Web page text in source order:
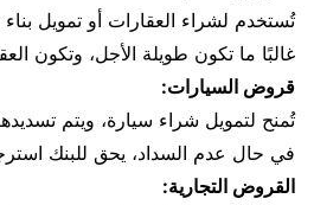
تُستخدم لشراء العقارات أو تمويل
غالبًا ما تكون طويلة الأجل، وتكون
قروض السيارات:
تُمنح لتمويل شراء سيارة، ويتم
في حال عدم السداد، يحق للبنك
القروض التجارية: